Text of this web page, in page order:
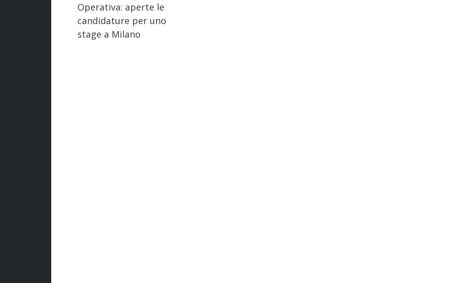
Operativa: aperte le
candidature per uno
stage a Milano